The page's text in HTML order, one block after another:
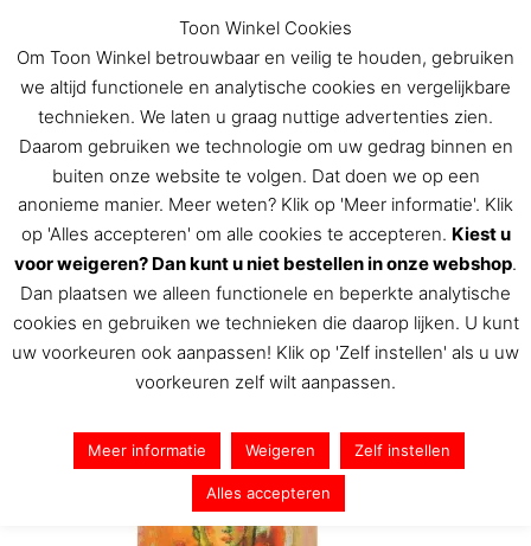
inhoud
De Toon Hermans winkel
IMG_5970
DoorToon Hermans/24 juni 2022
Toon Winkel Cookies
Om Toon Winkel betrouwbaar en veilig te houden, gebruiken
we altijd functionele en analytische cookies en vergelijkbare
technieken. We laten u graag nuttige advertenties zien.
Daarom gebruiken we technologie om uw gedrag binnen en
buiten onze website te volgen. Dat doen we op een
anonieme manier. Meer weten? Klik op 'Meer informatie'. Klik
op 'Alles accepteren' om alle cookies te accepteren. Kiest u
voor weigeren? Dan kunt u niet bestellen in onze webshop.
Dan plaatsen we alleen functionele en beperkte analytische
cookies en gebruiken we technieken die daarop lijken. U kunt
uw voorkeuren ook aanpassen! Klik op 'Zelf instellen' als u uw
voorkeuren zelf wilt aanpassen.
Meer informatie Weigeren Zelf instellen
Alles accepteren